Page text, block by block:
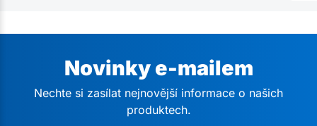
Novinky e-mailem
Nechte si zasílat nejnovější informace o našich
produktech.